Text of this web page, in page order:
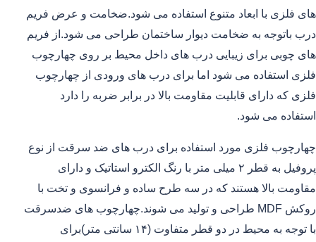
های فلزی با ابعاد متنوع استفاده می شود.ضخامت و عرض فریم
درب باتوجه به ضخامت دیوار ساختمان طراحی می شود.از فریم
های چوبی برای زیبایی درب های داخل محیط بر روی چهارچوب
فلزی استفاده می شود اما برای درب های ورودی از چهارچوب
فلزی که دارای قابلیت مقاومت بالا در برابر ضربه را دارد
استفاده می شود.
چهارچوب فلزی مورد استفاده برای درب های ضد سرقت از نوع
پروفیل به قطر ۲ میلی متر با رنگ الکترو استاتیک و دارای
مقاومت بالا هستند که در سه طرح ساده و فرانسوی و تخت با
روکش MDF طراحی و تولید می شوند.چهارچوب های ضدسرقت
با توجه به محیط در دو قطر متفاوت (۱۴ سانتی متر)برای